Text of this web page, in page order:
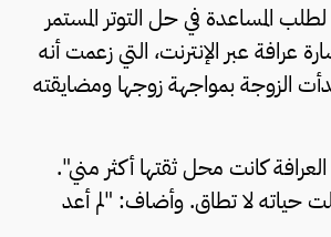
المساعدة في حل التوتر المستمر
حوالي 500 يوان (حوالي 70 دولارًا) لاستشارة عرافة عبر الإنترنت، التي زعمت أنه
الزوجة بمواجهة زوجها ومضايقته
كانت محل ثقتها أكثر مني".
حياته لا تطاق. وأضاف: "لم أعد